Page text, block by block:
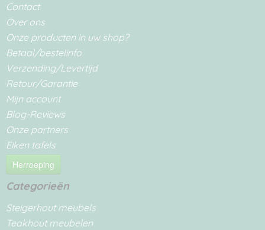
Contact
Over ons
Onze producten in uw shop?
Betaal/bestelinfo
Verzending/Levertijd
Retour/Garantie
Mijn account
Blog-Reviews
Onze partners
Eiken tafels
Herroeping
Categorieën
Steigerhout meubels
Teakhout meubelen